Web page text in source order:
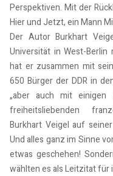
Perspektiven. Mit der
Hier und Jetzt, ein Mann
Der Autor Burkhart
Universität in West-
hat er zusammen mit
650 Bürger der DDR in
„aber auch mit
freiheitsliebenden
Burkhart Veigel auf
Und alles ganz im Sinne
etwas geschehen!
wählten es als Leitzitat für